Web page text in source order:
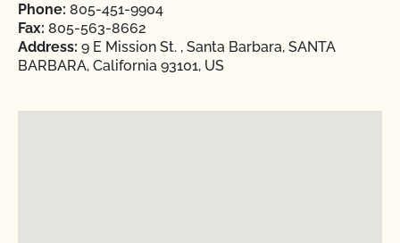
Phone: 805-451-9904
Fax: 805-563-8662
Address: 9 E Mission St. , Santa Barbara, SANTA
BARBARA, California 93101, US